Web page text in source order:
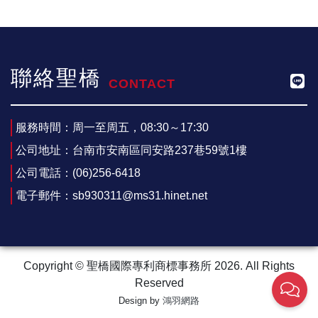
聯絡聖橋 CONTACT
服務時間： 周一至周五，08:30～17:30
公司地址： 台南市安南區同安路237巷59號1樓
公司電話： (06)256-6418
電子郵件： sb930311@ms31.hinet.net
Copyright © 聖橋國際專利商標事務所 2026. All Rights
Reserved
Design by 鴻羽網路